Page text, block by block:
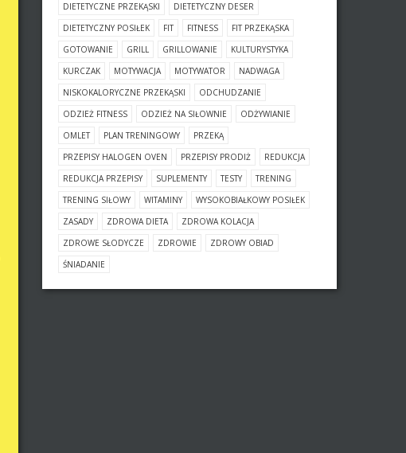
DIETETYCZNE PRZEKĄSKI
DIETETYCZNY DESER
DIETETYCZNY POSIŁEK
FIT FITNESS
FIT PRZEKĄSKA
GOTOWANIE
GRILL GRILLOWANIE
KULTURYSTYKA
KURCZAK
MOTYWACJA MOTYWATOR
NADWAGA
NISKOKALORYCZNE PRZEKĄSKI
ODCHUDZANIE
ODZIEŻ FITNESS
ODZIEŻ NA SIŁOWNIE
ODŻYWIANIE
OMLET
PLAN TRENINGOWY
PRZEKĄ
PRZEPISY HALOGEN OVEN
PRZEPISY PRODIŻ
REDUKCJA
REDUKCJA PRZEPISY
SUPLEMENTY TESTY
TRENING
TRENING SIŁOWY
WITAMINY
WYSOKOBIAŁKOWY POSIŁEK
ZASADY
ZDROWA DIETA
ZDROWA KOLACJA
ZDROWE SŁODYCZE
ZDROWIE
ZDROWY OBIAD
ŚNIADANIE